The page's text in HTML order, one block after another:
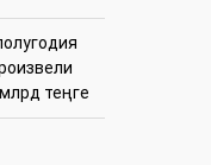
теңге